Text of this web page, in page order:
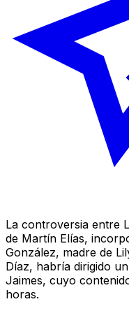
La controversia entre
de Martín Elías,
González, madre de
Díaz, habría dirigido
Jaimes, cuyo
horas.